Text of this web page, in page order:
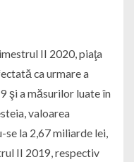
II 2020, piaţa
ca urmare a
şi a măsurilor luate în
valoarea
la 2,67 miliarde lei,
II 2019, respectiv